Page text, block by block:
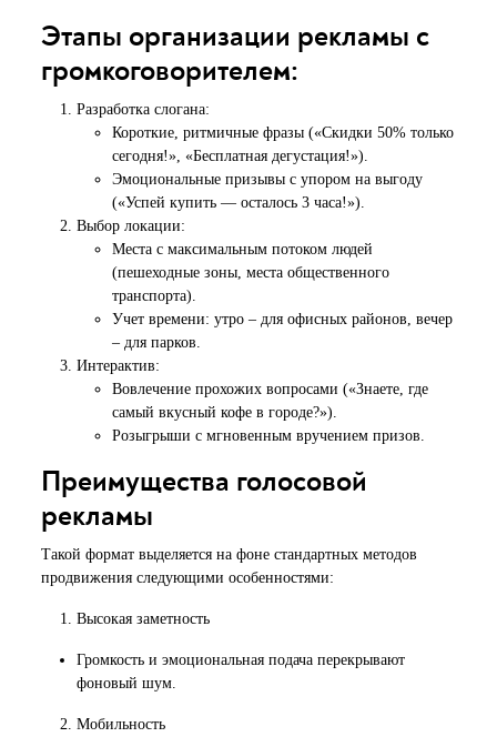
Этапы организации рекламы с
громкоговорителем:
Разработка слогана:
Короткие, ритмичные фразы («Скидки 50% только
сегодня!», «Бесплатная дегустация!»).
Эмоциональные призывы с упором на выгоду
(«Успей купить — осталось 3 часа!»).
Выбор локации:
Места с максимальным потоком людей
(пешеходные зоны, места общественного
транспорта).
Учет времени: утро – для офисных районов, вечер
– для парков.
Интерактив:
Вовлечение прохожих вопросами («Знаете, где
самый вкусный кофе в городе?»).
Розыгрыши с мгновенным вручением призов.
Преимущества голосовой
рекламы
Такой формат выделяется на фоне стандартных методов
продвижения следующими особенностями:
Высокая заметность
Громкость и эмоциональная подача перекрывают
фоновый шум.
Мобильность